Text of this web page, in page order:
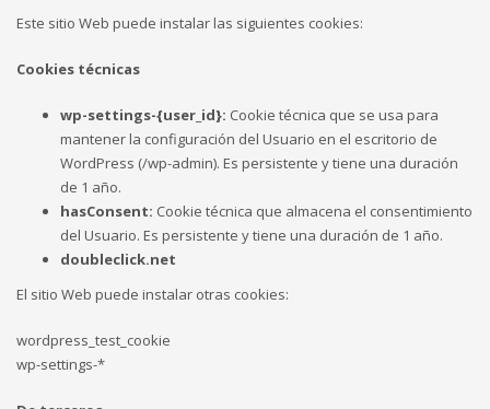
Este sitio Web puede instalar las siguientes cookies:
Cookies técnicas
wp-settings-{user_id}: Cookie técnica que se usa para
mantener la configuración del Usuario en el escritorio de
WordPress (/wp-admin). Es persistente y tiene una duración
de 1 año.
hasConsent: Cookie técnica que almacena el consentimiento
del Usuario. Es persistente y tiene una duración de 1 año.
doubleclick.net
El sitio Web puede instalar otras cookies:
wordpress_test_cookie
wp-settings-*